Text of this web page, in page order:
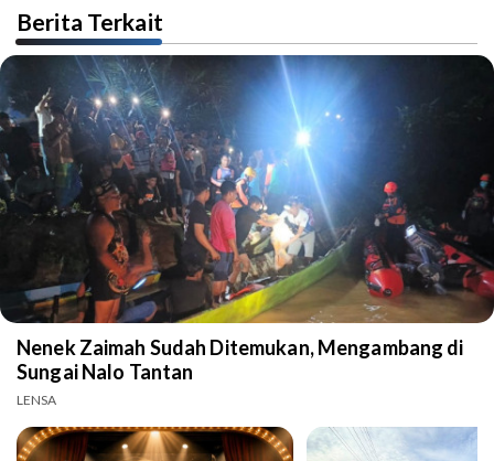
Berita Terkait
Nenek Zaimah Sudah Ditemukan, Mengambang di
Sungai Nalo Tantan
LENSA